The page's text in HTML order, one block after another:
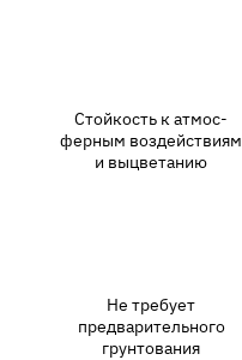
Стойкость к атмос-
ферным воздействиям
и выцветанию
Не требует
предварительного
грунтования